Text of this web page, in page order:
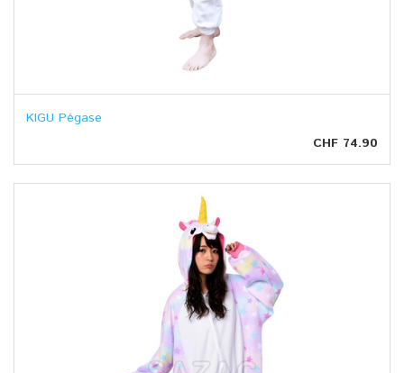
KIGU Pégase
CHF 74.90